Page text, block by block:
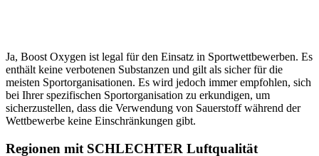
Ja, Boost Oxygen ist legal für den Einsatz in Sportwettbewerben. Es
enthält keine verbotenen Substanzen und gilt als sicher für die
meisten Sportorganisationen. Es wird jedoch immer empfohlen, sich
bei Ihrer spezifischen Sportorganisation zu erkundigen, um
sicherzustellen, dass die Verwendung von Sauerstoff während der
Wettbewerbe keine Einschränkungen gibt.
Regionen mit SCHLECHTER Luftqualität